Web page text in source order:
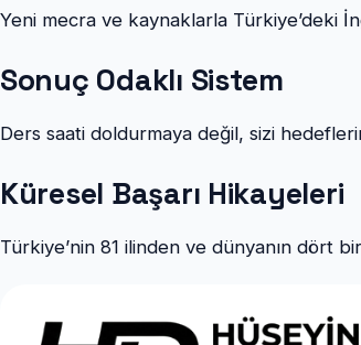
Yeni mecra ve kaynaklarla Türkiye’deki
Sonuç Odaklı Sistem
Ders saati doldurmaya değil, sizi
Küresel Başarı Hikayeleri
Türkiye’nin 81 ilinden ve dünyanın dört